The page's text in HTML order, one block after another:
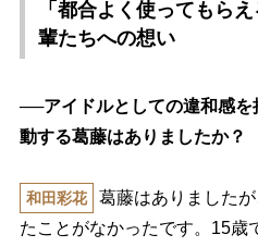
「都合よく使ってもら
輩たちへの想い
──アイドルとしての違和感
動する葛藤はありましたか？
和田彩花
葛藤はありました
たことがなかったです。15歳